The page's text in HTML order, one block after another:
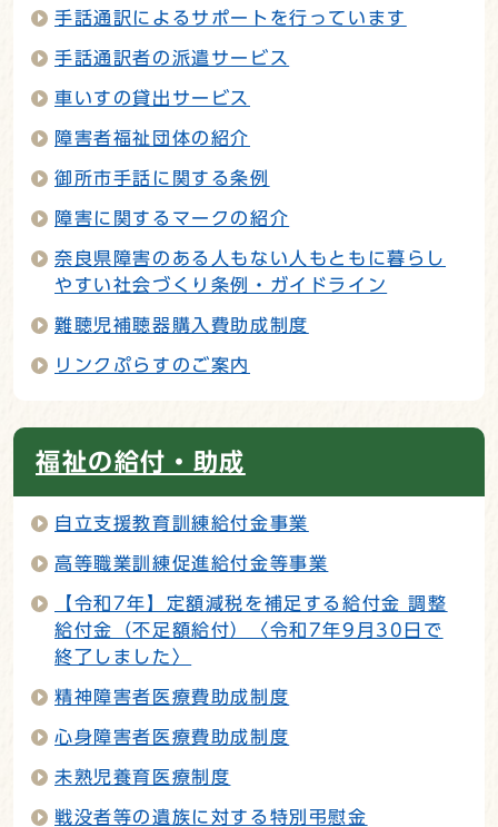
手話通訳によるサポートを行っています
手話通訳者の派遣サービス
車いすの貸出サービス
障害者福祉団体の紹介
御所市手話に関する条例
障害に関するマークの紹介
奈良県障害のある人もない人もともに暮らし
やすい社会づくり条例・ガイドライン
難聴児補聴器購入費助成制度
リンクぷらすのご案内
福祉の給付・助成
自立支援教育訓練給付金事業
高等職業訓練促進給付金等事業
【令和7年】定額減税を補足する給付金 調整
給付金（不足額給付）〈令和7年9月30日で
終了しました〉
精神障害者医療費助成制度
心身障害者医療費助成制度
未熟児養育医療制度
戦没者等の遺族に対する特別弔慰金